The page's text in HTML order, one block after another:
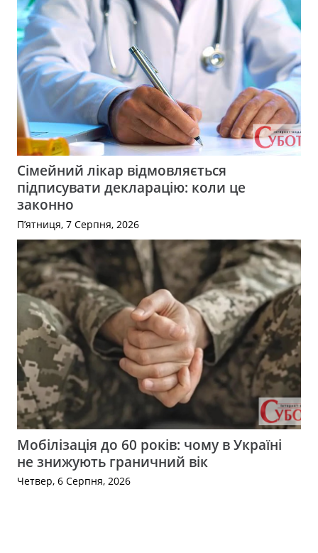
Сімейний лікар відмовляється
підписувати декларацію: коли це
законно
П’ятниця, 7 Серпня, 2026
Мобілізація до 60 років: чому в Україні
не знижують граничний вік
Четвер, 6 Серпня, 2026